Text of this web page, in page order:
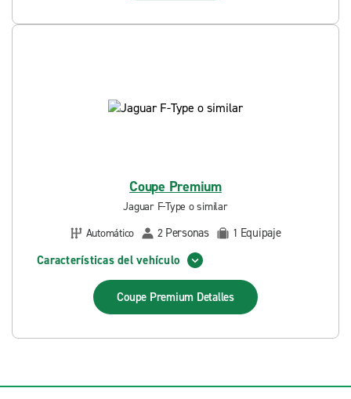
Coupe Premium
Jaguar F-Type o similar
Automático
2 Personas 1 Equipaje
Características del vehículo
Coupe Premium Detalles